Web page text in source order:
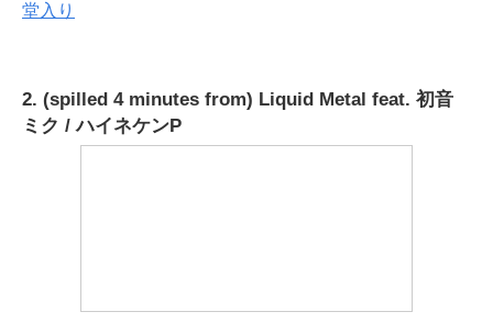
堂入り
2. (spilled 4 minutes from) Liquid Metal feat. 初音
ミク / ハイネケンP